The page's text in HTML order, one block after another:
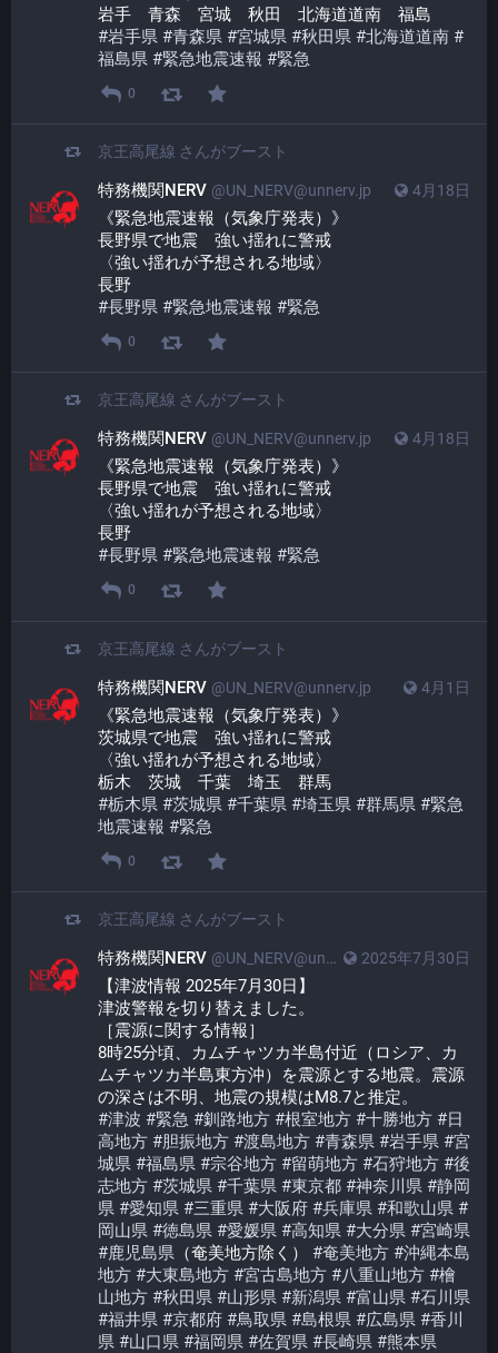
岩手　青森　宮城　秋田　北海道道南　福島
#岩手県 #青森県 #宮城県 #秋田県 #北海道道南 #
福島県 #緊急地震速報 #緊急
0
京王高尾線 さんがブースト
4月18日
特務機関NERV @UN_NERV@unnerv.jp
《緊急地震速報（気象庁発表）》
長野県で地震　強い揺れに警戒
〈強い揺れが予想される地域〉
長野
#長野県 #緊急地震速報 #緊急
0
京王高尾線 さんがブースト
4月18日
特務機関NERV @UN_NERV@unnerv.jp
《緊急地震速報（気象庁発表）》
長野県で地震　強い揺れに警戒
〈強い揺れが予想される地域〉
長野
#長野県 #緊急地震速報 #緊急
0
京王高尾線 さんがブースト
4月1日
特務機関NERV @UN_NERV@unnerv.jp
《緊急地震速報（気象庁発表）》
茨城県で地震　強い揺れに警戒
〈強い揺れが予想される地域〉
栃木　茨城　千葉　埼玉　群馬
#栃木県 #茨城県 #千葉県 #埼玉県 #群馬県 #緊急
地震速報 #緊急
0
京王高尾線 さんがブースト
2025年7月30日
特務機関NERV @UN_NERV@unnerv.jp
【津波情報 2025年7月30日】
津波警報を切り替えました。
［震源に関する情報］
8時25分頃、カムチャツカ半島付近（ロシア、カ
ムチャツカ半島東方沖）を震源とする地震。震源
の深さは不明、地震の規模はM8.7と推定。
#津波 #緊急 #釧路地方 #根室地方 #十勝地方 #日
高地方 #胆振地方 #渡島地方 #青森県 #岩手県 #宮
城県 #福島県 #宗谷地方 #留萌地方 #石狩地方 #後
志地方 #茨城県 #千葉県 #東京都 #神奈川県 #静岡
県 #愛知県 #三重県 #大阪府 #兵庫県 #和歌山県 #
岡山県 #徳島県 #愛媛県 #高知県 #大分県 #宮崎県
#鹿児島県 （奄美地方除く） #奄美地方 #沖縄本島
地方 #大東島地方 #宮古島地方 #八重山地方 #檜
山地方 #秋田県 #山形県 #新潟県 #富山県 #石川県
#福井県 #京都府 #鳥取県 #島根県 #広島県 #香川
県 #山口県 #福岡県 #佐賀県 #長崎県 #熊本県